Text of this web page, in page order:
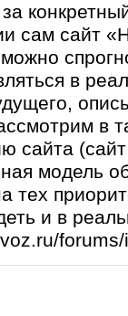
сам сайт
в
в
сайта
модель
тех
и в